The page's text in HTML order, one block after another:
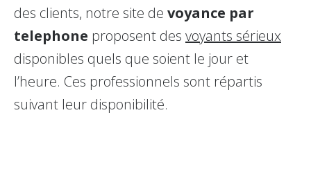
des clients, notre site de voyance par
telephone proposent des voyants sérieux
disponibles quels que soient le jour et
l’heure. Ces professionnels sont répartis
suivant leur disponibilité.